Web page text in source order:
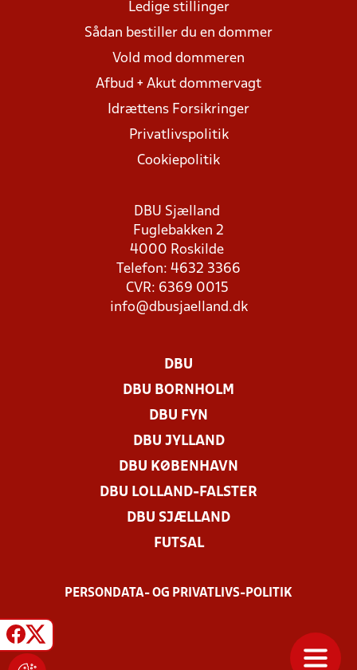
Ledige stillinger
Sådan bestiller du en dommer
Vold mod dommeren
Afbud + Akut dommervagt
Idrættens Forsikringer
Privatlivspolitik
Cookiepolitik
DBU Sjælland
Fuglebakken 2
4000 Roskilde
Telefon: 4632 3366
CVR: 6369 0015
info@dbusjaelland.dk
DBU
DBU BORNHOLM
DBU FYN
DBU JYLLAND
DBU KØBENHAVN
DBU LOLLAND-FALSTER
DBU SJÆLLAND
FUTSAL
PERSONDATA- OG PRIVATLIVS-POLITIK